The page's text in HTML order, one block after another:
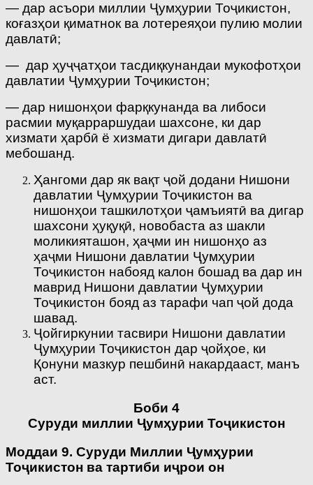
— дар асъори миллии Ҷумҳурии Тоҷикистон,
коғазҳои қиматнок ва лотереяҳои пулию молии
давлатӣ;
— дар ҳуҷҷатҳои тасдиқкунандаи мукофотҳои
давлатии Ҷумҳурии Тоҷикистон;
— дар нишонҳои фарқкунанда ва либоси
расмии муқарраршудаи шахсоне, ки дар
хизмати ҳарбӣ ё хизмати дигари давлатӣ
мебошанд.
Ҳангоми дар як вақт ҷой додани Нишони
давлатии Ҷумҳурии Тоҷикистон ва
нишонҳои ташкилотҳои ҷамъиятӣ ва дигар
шахсони ҳуқуқӣ, новобаста аз шакли
моликияташон, ҳаҷми ин нишонҳо аз
ҳаҷми Нишони давлатии Ҷумҳурии
Тоҷикистон набояд калон бошад ва дар ин
маврид Нишони давлатии Ҷумҳурии
Тоҷикистон бояд аз тарафи чап ҷой дода
шавад.
Ҷойгиркунии тасвири Нишони давлатии
Ҷумҳурии Тоҷикистон дар ҷойҳое, ки
Қонуни мазкур пешбинӣ накардааст, манъ
аст.
Боби 4
Суруди миллии Ҷумҳурии Тоҷикистон
Моддаи 9. Суруди Миллии Ҷумҳурии
Тоҷикистон ва тартиби иҷрои он